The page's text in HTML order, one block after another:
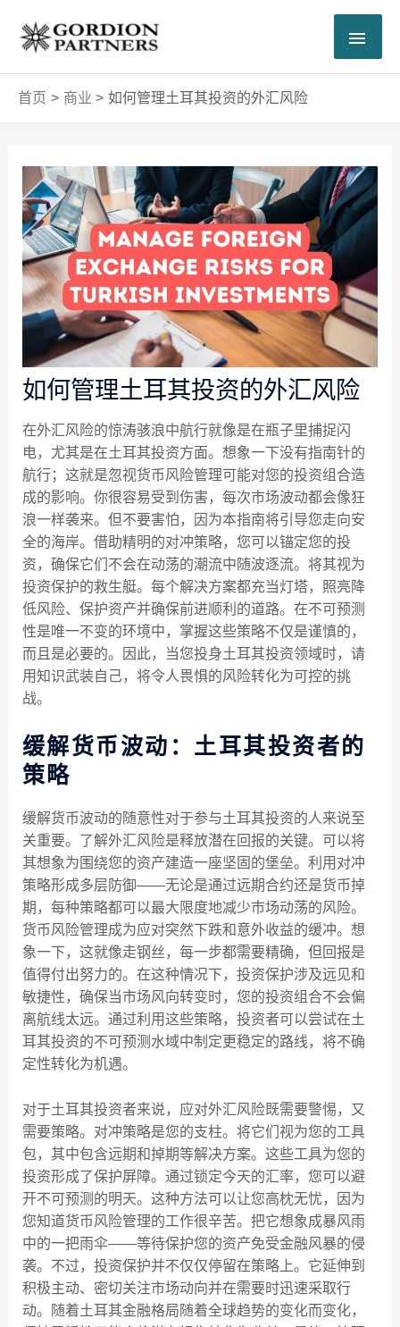
容
主
菜
首页 商业 如何管理土耳其投资的外汇风险
如何管理土耳其投资的外汇风险
在外汇风险的惊涛骇浪中航行就像是在瓶子里捕捉闪
电，尤其是在土耳其投资方面。想象一下没有指南针的
航行；这就是忽视货币风险管理可能对您的投资组合造
成的影响。你很容易受到伤害，每次市场波动都会像狂
浪一样袭来。但不要害怕，因为本指南将引导您走向安
全的海岸。借助精明的对冲策略，您可以锚定您的投
资，确保它们不会在动荡的潮流中随波逐流。将其视为
投资保护的救生艇。每个解决方案都充当灯塔，照亮降
低风险、保护资产并确保前进顺利的道路。在不可预测
性是唯一不变的环境中，掌握这些策略不仅是谨慎的，
而且是必要的。因此，当您投身土耳其投资领域时，请
用知识武装自己，将令人畏惧的风险转化为可控的挑
战。
缓解货币波动：土耳其投资者的
策略
缓解货币波动的随意性对于参与土耳其投资的人来说至
关重要。了解外汇风险是释放潜在回报的关键。可以将
其想象为围绕您的资产建造一座坚固的堡垒。利用对冲
策略形成多层防御——无论是通过远期合约还是货币掉
期，每种策略都可以最大限度地减少市场动荡的风险。
货币风险管理成为应对突然下跌和意外收益的缓冲。想
象一下，这就像走钢丝，每一步都需要精确，但回报是
值得付出努力的。在这种情况下，投资保护涉及远见和
敏捷性，确保当市场风向转变时，您的投资组合不会偏
离航线太远。通过利用这些策略，投资者可以尝试在土
耳其投资的不可预测水域中制定更稳定的路线，将不确
定性转化为机遇。
对于土耳其投资者来说，应对外汇风险既需要警惕，又
需要策略。对冲策略是您的支柱。将它们视为您的工具
包，其中包含远期和掉期等解决方案。这些工具为您的
投资形成了保护屏障。通过锁定今天的汇率，您可以避
开不可预测的明天。这种方法可以让您高枕无忧，因为
您知道货币风险管理的工作很辛苦。把它想象成暴风雨
中的一把雨伞——等待保护您的资产免受金融风暴的侵
袭。不过，投资保护并不仅仅停留在策略上。它延伸到
积极主动、密切关注市场动向并在需要时迅速采取行
动。随着土耳其金融格局随着全球趋势的变化而变化，